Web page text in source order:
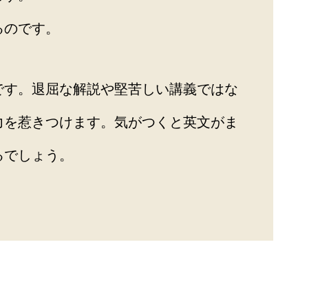
です。
。退屈な解説や堅苦しい講義ではな
惹きつけます。気がつくと英文がま
しょう。